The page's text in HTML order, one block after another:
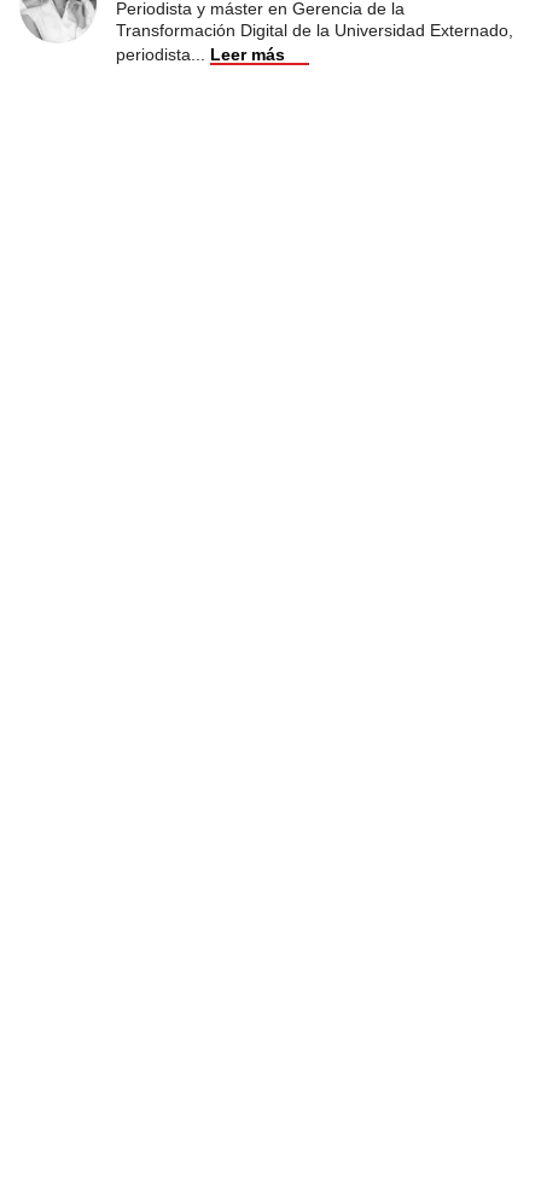
Periodista y máster en Gerencia de la
Transformación Digital de la Universidad Externado,
periodista
Leer más